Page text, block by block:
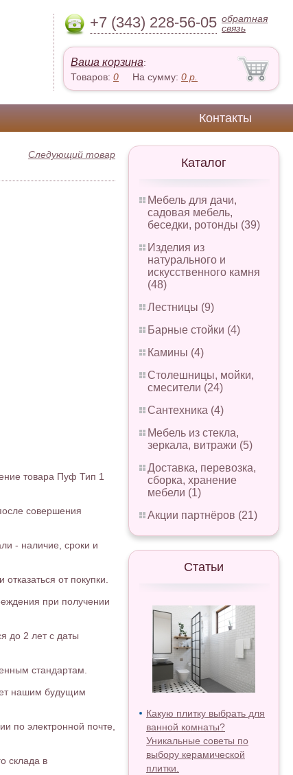
+7 (343) 228-56-05 обратная
связь
Ваша корзина:
Товаров: 0 На сумму: 0 р.
Контакты
Каталог
Мебель для дачи,
садовая мебель,
беседки, ротонды (39)
Изделия из
натурального и
искусственного камня
(48)
Лестницы (9)
Барные стойки (4)
Камины (4)
Столешницы, мойки,
смесители (24)
Сантехника (4)
Мебель из стекла,
зеркала, витражи (5)
Доставка, перевозка,
сборка, хранение
мебели (1)
Акции партнёров (21)
Статьи
Какую плитку выбрать для
ванной комнаты?
Уникальные советы по
выбору керамической
плитки.
Следующий товар
товара Пуф Тип 1
совершения
- наличие, сроки и
от покупки.
при получении
до 2 лет с даты
стандартам.
нашим будущим
по электронной почте,
склада в